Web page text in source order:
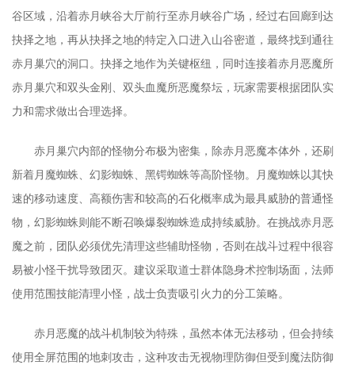
谷区域，沿着赤月峡谷大厅前行至赤月峡谷广场，经过右回廊到达
抉择之地，再从抉择之地的特定入口进入山谷密道，最终找到通往
赤月巢穴的洞口。抉择之地作为关键枢纽，同时连接着赤月恶魔所
赤月巢穴和双头金刚、双头血魔所恶魔祭坛，玩家需要根据团队实
力和需求做出合理选择。
赤月巢穴内部的怪物分布极为密集，除赤月恶魔本体外，还刷
新着月魔蜘蛛、幻影蜘蛛、黑锷蜘蛛等高阶怪物。月魔蜘蛛以其快
速的移动速度、高额伤害和较高的石化概率成为最具威胁的普通怪
物，幻影蜘蛛则能不断召唤爆裂蜘蛛造成持续威胁。在挑战赤月恶
魔之前，团队必须优先清理这些辅助怪物，否则在战斗过程中很容
易被小怪干扰导致团灭。建议采取道士群体隐身术控制场面，法师
使用范围技能清理小怪，战士负责吸引火力的分工策略。
赤月恶魔的战斗机制较为特殊，虽然本体无法移动，但会持续
使用全屏范围的地刺攻击，这种攻击无视物理防御但受到魔法防御